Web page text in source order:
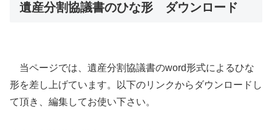
遺産分割協議書のひな形 ダウンロード
当ページでは、遺産分割協議書のword形式によるひな
形を差し上げています。以下のリンクからダウンロードし
て頂き、編集してお使い下さい。